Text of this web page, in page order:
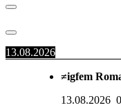
13.08.2026
≠igfem
13.08.2026